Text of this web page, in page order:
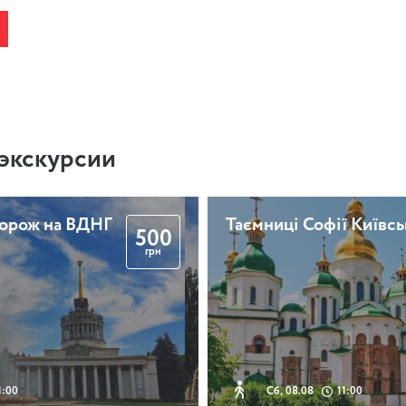
на ВДНГ
500
грн
Таємниці Софії
Сб, 08.08 11:00